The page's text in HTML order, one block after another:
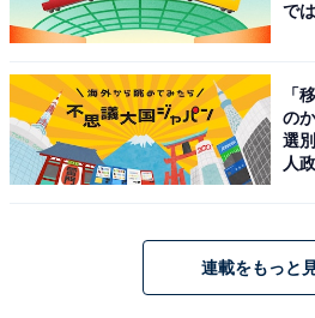
料金
※レンタルタオル・バスタオル
ンス・ボディソープは備え付け
平日：920円
で
「
の
選
人
連載をもっと